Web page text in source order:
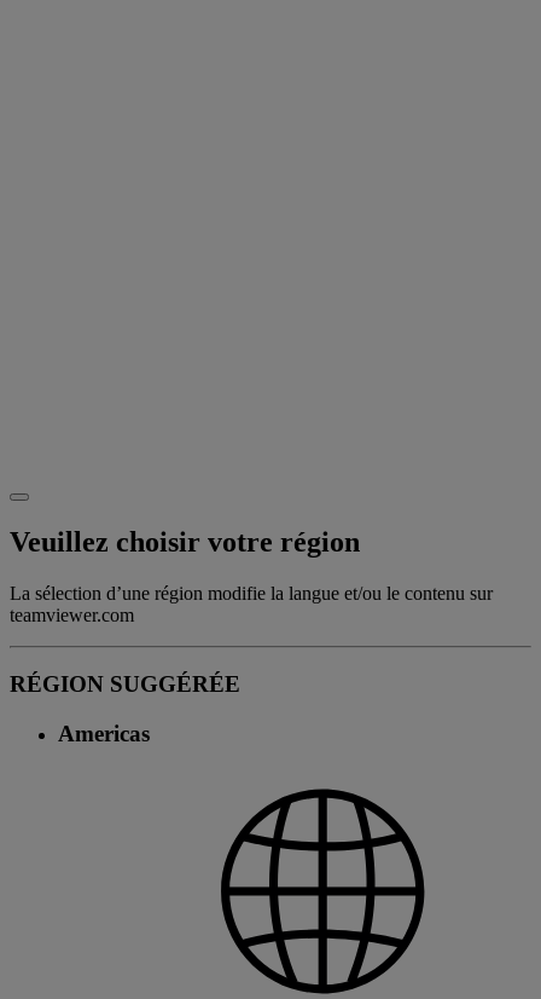
Veuillez choisir votre région
La sélection d’une région modifie la langue et/ou le contenu sur
teamviewer.com
RÉGION SUGGÉRÉE
Americas